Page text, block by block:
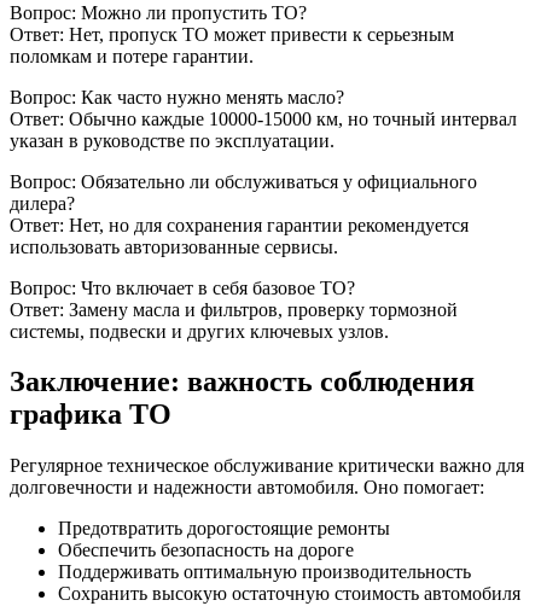
Вопрос: Можно ли пропустить ТО?
Ответ: Нет, пропуск ТО может привести к серьезным
поломкам и потере гарантии.
Вопрос: Как часто нужно менять масло?
Ответ: Обычно каждые 10000-15000 км, но точный интервал
указан в руководстве по эксплуатации.
Вопрос: Обязательно ли обслуживаться у официального
дилера?
Ответ: Нет, но для сохранения гарантии рекомендуется
использовать авторизованные сервисы.
Вопрос: Что включает в себя базовое ТО?
Ответ: Замену масла и фильтров, проверку тормозной
системы, подвески и других ключевых узлов.
Заключение: важность соблюдения
графика ТО
Регулярное техническое обслуживание критически важно для
долговечности и надежности автомобиля. Оно помогает:
Предотвратить дорогостоящие ремонты
Обеспечить безопасность на дороге
Поддерживать оптимальную производительность
Сохранить высокую остаточную стоимость автомобиля